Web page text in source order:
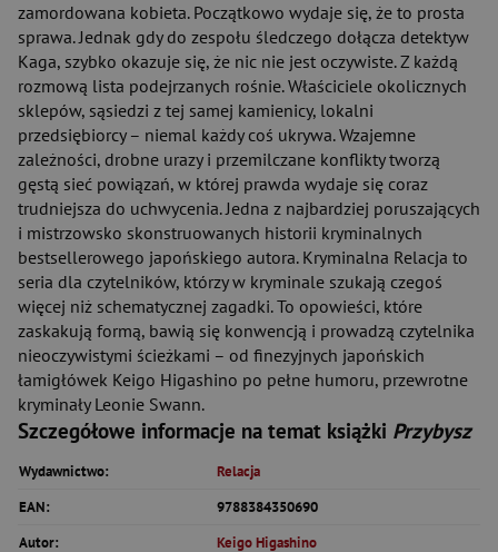
zamordowana kobieta. Początkowo wydaje się, że to prosta
sprawa. Jednak gdy do zespołu śledczego dołącza detektyw
Kaga, szybko okazuje się, że nic nie jest oczywiste. Z każdą
rozmową lista podejrzanych rośnie. Właściciele okolicznych
sklepów, sąsiedzi z tej samej kamienicy, lokalni
przedsiębiorcy – niemal każdy coś ukrywa. Wzajemne
zależności, drobne urazy i przemilczane konflikty tworzą
gęstą sieć powiązań, w której prawda wydaje się coraz
trudniejsza do uchwycenia. Jedna z najbardziej poruszających
i mistrzowsko skonstruowanych historii kryminalnych
bestsellerowego japońskiego autora. Kryminalna Relacja to
seria dla czytelników, którzy w kryminale szukają czegoś
więcej niż schematycznej zagadki. To opowieści, które
zaskakują formą, bawią się konwencją i prowadzą czytelnika
nieoczywistymi ścieżkami – od finezyjnych japońskich
łamigłówek Keigo Higashino po pełne humoru, przewrotne
kryminały Leonie Swann.
Szczegółowe informacje na temat książki Przybysz
Wydawnictwo:
Relacja
EAN:
9788384350690
Autor:
Keigo Higashino